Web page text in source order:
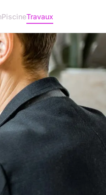
PiscineTravaux